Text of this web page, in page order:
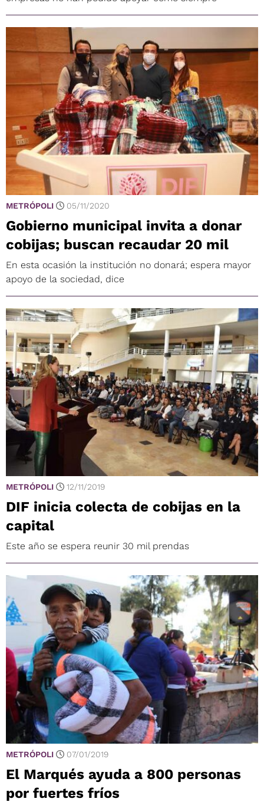
METRÓPOLI 05/11/2020
Gobierno municipal invita a donar
cobijas; buscan recaudar 20 mil
En esta ocasión la institución no donará; espera mayor
apoyo de la sociedad, dice
METRÓPOLI 12/11/2019
DIF inicia colecta de cobijas en la
capital
Este año se espera reunir 30 mil prendas
METRÓPOLI 07/01/2019
El Marqués ayuda a 800 personas
por fuertes fríos